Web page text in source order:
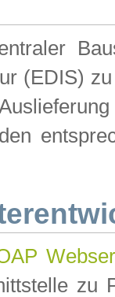
(EDIS)
zu